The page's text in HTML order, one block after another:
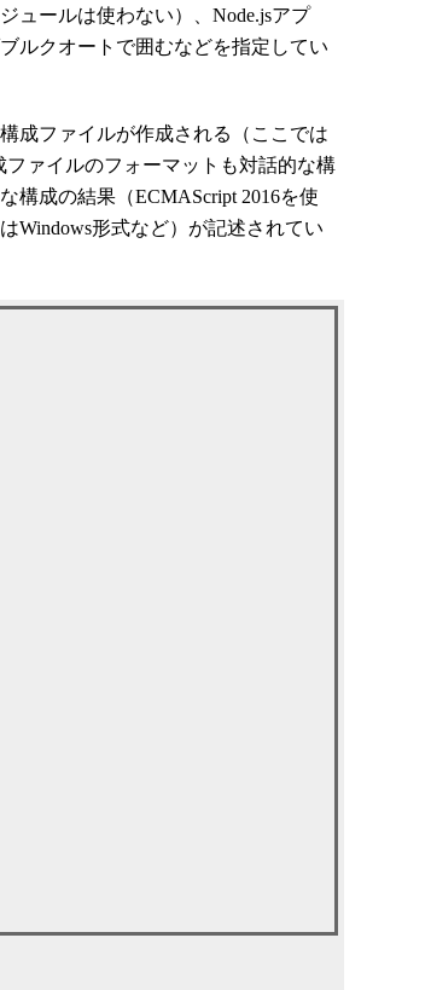
ュールは使わない）、Node.jsアプ
ルクオートで囲むなどを指定してい
成ファイルが作成される（ここでは
ファイルのフォーマットも対話的な構
構成の結果（ECMAScript 2016を使
Windows形式など）が記述されてい